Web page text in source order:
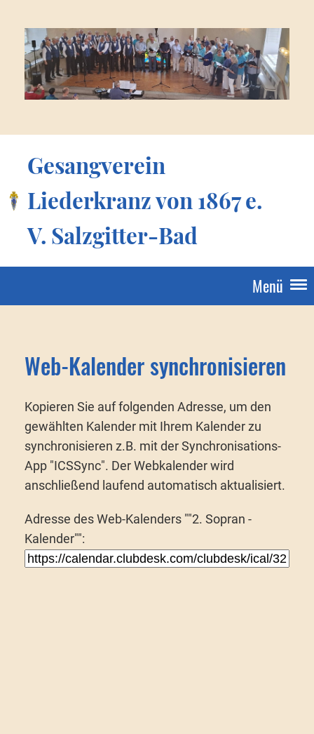
Gesangverein
Liederkranz von 1867 e.
V. Salzgitter-Bad
Menü
Web-Kalender synchronisieren
Kopieren Sie auf folgenden Adresse, um den
gewählten Kalender mit Ihrem Kalender zu
synchronisieren z.B. mit der Synchronisations-
App "ICSSync". Der Webkalender wird
anschließend laufend automatisch aktualisiert.
Adresse des Web-Kalenders ""2. Sopran -
Kalender"":